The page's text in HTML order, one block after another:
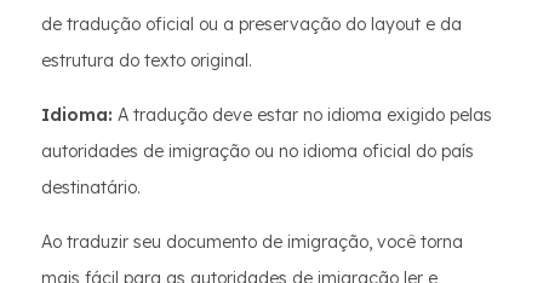
de tradução oficial ou a preservação do layout e da
estrutura do texto original.
Idioma: A tradução deve estar no idioma exigido pelas
autoridades de imigração ou no idioma oficial do país
destinatário.
Ao traduzir seu documento de imigração, você torna
mais fácil para as autoridades de imigração ler e